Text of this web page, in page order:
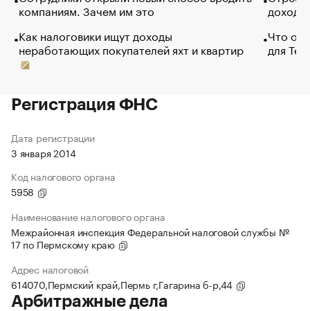
компаниям. Зачем им это
Как налоговики ищут доходы
неработающих покупателей яхт и квартир
Что
для
Регистрация ФНС
Дата регистрации
3 января 2014
Код налогового органа
5958
Наименование налогового органа
Межрайонная инспекция Федеральной налоговой службы №
17 по Пермскому краю
Адрес налоговой
614070,Пермский край,Пермь г,Гагарина б-р,44
Арбитражные дела